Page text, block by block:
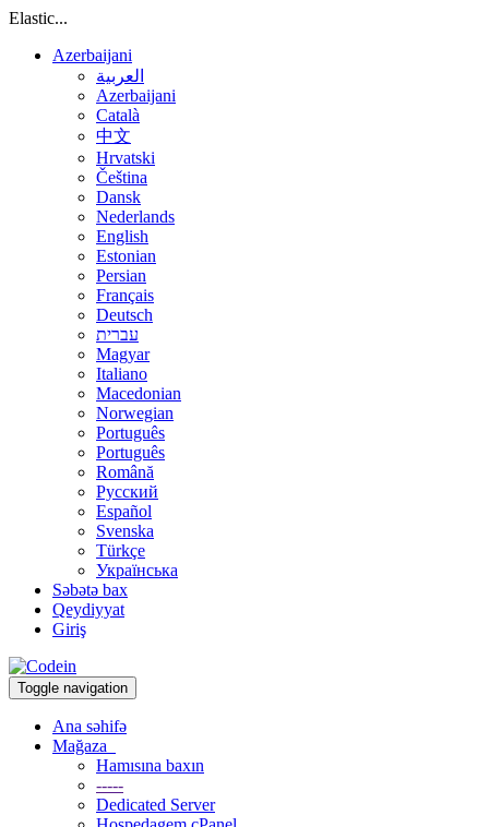
Elastic...
Azerbaijani
العربية
Azerbaijani
Català
中文
Hrvatski
Čeština
Dansk
Nederlands
English
Estonian
Persian
Français
Deutsch
עברית
Magyar
Italiano
Macedonian
Norwegian
Português
Português
Română
Русский
Español
Svenska
Türkçe
Українська
Səbətə bax
Qeydiyyat
Giriş
Toggle navigation
Ana səhifə
Mağaza
Hamısına baxın
-----
Dedicated Server